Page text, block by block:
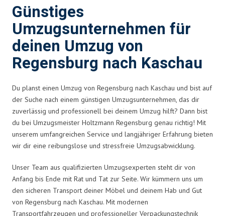
Günstiges
Umzugsunternehmen für
deinen Umzug von
Regensburg nach Kaschau
Du planst einen Umzug von Regensburg nach Kaschau und bist auf
der Suche nach einem günstigen Umzugsunternehmen, das dir
zuverlässig und professionell bei deinem Umzug hilft? Dann bist
du bei Umzugsmeister Holtzmann Regensburg genau richtig! Mit
unserem umfangreichen Service und langjähriger Erfahrung bieten
wir dir eine reibungslose und stressfreie Umzugsabwicklung.
Unser Team aus qualifizierten Umzugsexperten steht dir von
Anfang bis Ende mit Rat und Tat zur Seite. Wir kümmern uns um
den sicheren Transport deiner Möbel und deinem Hab und Gut
von Regensburg nach Kaschau. Mit modernen
Transportfahrzeugen und professioneller Verpackungstechnik